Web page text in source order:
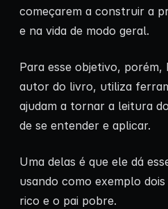
começarem a construir a
e na vida de modo geral.
Para esse objetivo, porém,
autor do livro, utiliza
ajudam a tornar a leitura
de se entender e aplicar.
Uma delas é que ele dá
usando como exemplo
rico e o pai pobre.